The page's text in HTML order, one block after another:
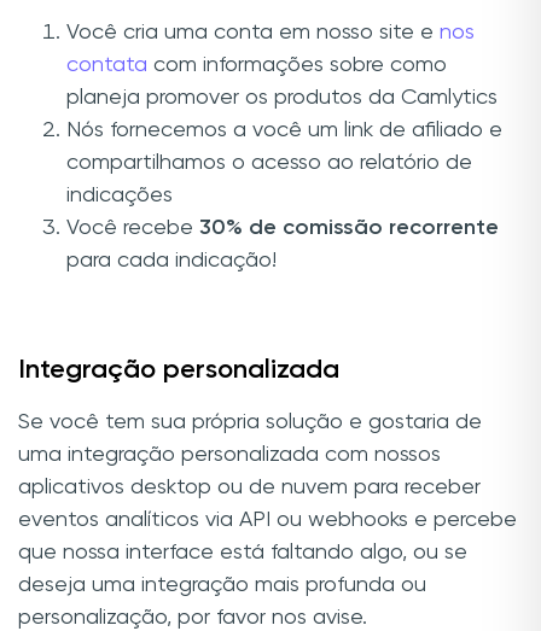
Você cria uma conta em nosso site e nos
contata com informações sobre como
planeja promover os produtos da Camlytics
Nós fornecemos a você um link de afiliado e
compartilhamos o acesso ao relatório de
indicações
Você recebe 30% de comissão recorrente
para cada indicação!
Integração personalizada
Se você tem sua própria solução e gostaria de
uma integração personalizada com nossos
aplicativos desktop ou de nuvem para receber
eventos analíticos via API ou webhooks e percebe
que nossa interface está faltando algo, ou se
deseja uma integração mais profunda ou
personalização, por favor nos avise.